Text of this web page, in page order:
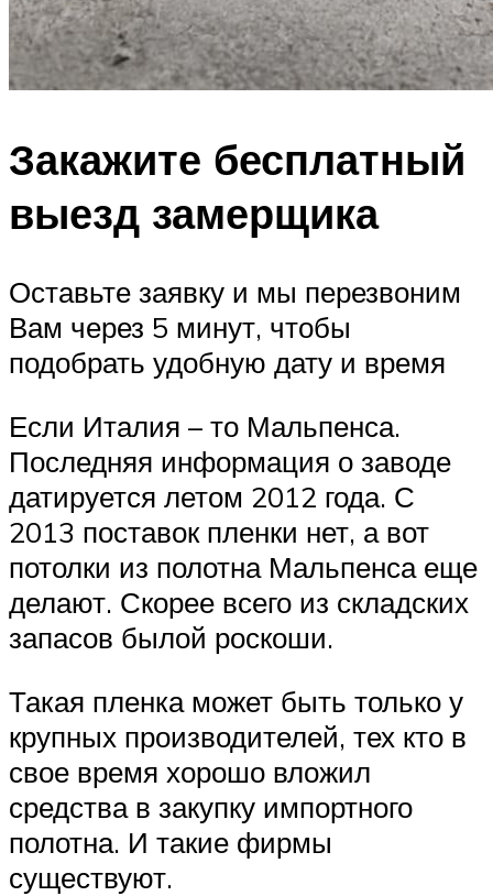
Закажите бесплатный
выезд замерщика
Оставьте заявку и мы перезвоним
Вам через 5 минут, чтобы
подобрать удобную дату и время
Если Италия – то Мальпенса.
Последняя информация о заводе
датируется летом 2012 года. С
2013 поставок пленки нет, а вот
потолки из полотна Мальпенса еще
делают. Скорее всего из складских
запасов былой роскоши.
Такая пленка может быть только у
крупных производителей, тех кто в
свое время хорошо вложил
средства в закупку импортного
полотна. И такие фирмы
существуют.